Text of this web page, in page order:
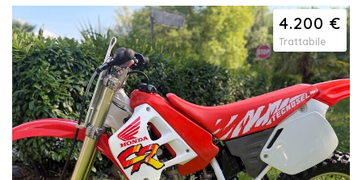
4.200 €
Trattabile